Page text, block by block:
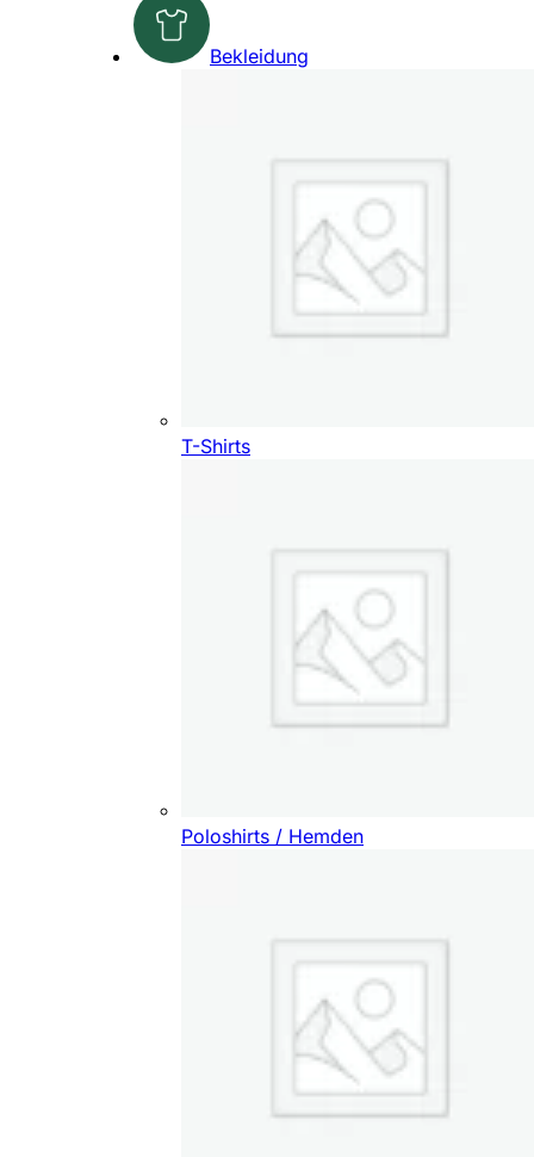
Bekleidung
T-Shirts
Poloshirts / Hemden